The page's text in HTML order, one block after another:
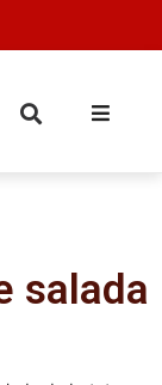
salada